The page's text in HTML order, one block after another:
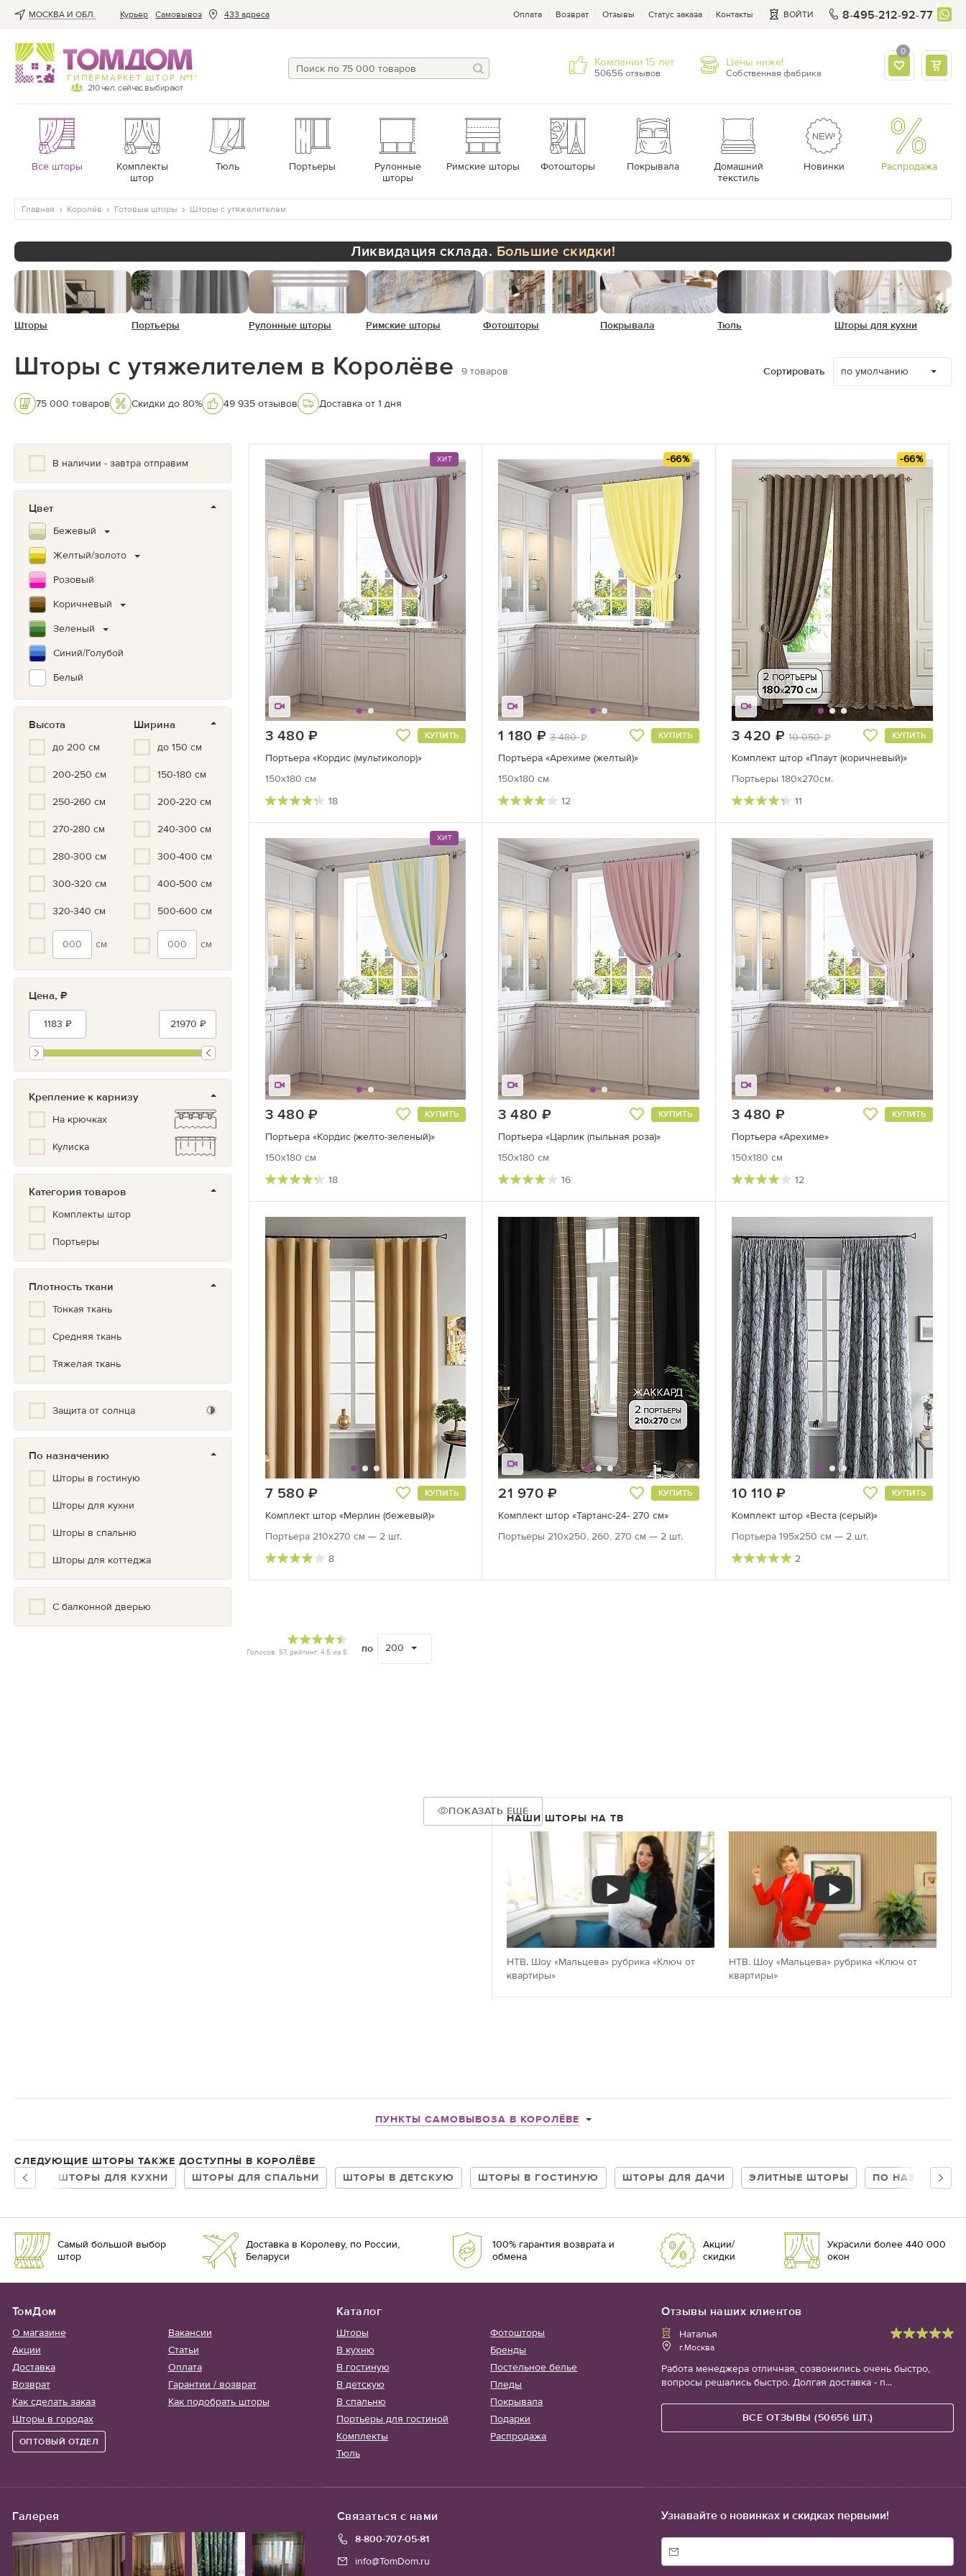
МОСКВА И ОБЛ. Курьер Cамовывоз 433 адреса Оплата Возврат Отзывы Статус заказа Контакты ВОЙТИ 8-495-212-92-77
ГИПЕРМАРКЕТ ШТОР №1*
210чел. сейчас выбирают
Компании 15 лет
50656 отзывов
Цены ниже!
Собственная фабрика
0
Все шторы
Комплекты
штор
Тюль Портьеры
Рулонные
шторы
Римские шторы Фотошторы Покрывала
Домашний
текстиль
Новинки Распродажа
Главная Королёв Готовые шторы Шторы с утяжелителем
Ликвидация склада. Большие скидки!
Шторы Портьеры Рулонные шторы Римские шторы Фотошторы Покрывала Тюль Шторы для кухни
Шторы с утяжелителем в Королёве 9 товаров Сортировать по умолчанию
75 000 товаров Скидки до 80% 49 935 отзывов Доставка от 1 дня
В наличии - завтра отправим
Цвет
Бежевый
Желтый/золото
Розовый
Коричневый
Зеленый
Синий/Голубой
Белый
Серый/черный
Серый
Серебристый
Высота Ширина
до 200 см
200-250 см
250-260 см
270-280 см
280-300 см
300-320 см
320-340 см
см
до 150 см
150-180 см
200-220 см
240-300 см
300-400 см
400-500 см
500-600 см
см
Цена, ₽
Крепление к карнизу
На крючках
Кулиска
Категория товаров
Комплекты штор
Портьеры
Плотность ткани
Тонкая ткань
Средняя ткань
Тяжелая ткань
Защита от солнца
По назначению
Шторы в гостиную
Шторы для кухни
Шторы в спальню
Шторы для коттеджа
С балконной дверью
ХИТ
3 480 КУПИТЬ
Портьера «Кордис (мультиколор)»
150x180 см
18
-66%
1 180 руб.
3 480 КУПИТЬ
Портьера «Арехиме (желтый)»
150x180 см
12
-66%
3 420 руб.
10 050 КУПИТЬ
Комплект штор «Плаут (коричневый)»
Портьеры 180х270см.
11
ХИТ
3 480 КУПИТЬ
Портьера «Кордис (желто-зеленый)»
150x180 см
18
3 480 КУПИТЬ
Портьера «Царлик (пыльная роза)»
150x180 см
16
3 480 КУПИТЬ
Портьера «Арехиме»
150x180 см
12
7 580 КУПИТЬ
Комплект штор «Мерлин (бежевый)»
Портьера 210х270 см — 2 шт.
8
21 970 КУПИТЬ
Комплект штор «Тартанс-24- 270 см»
Портьеры 210х250, 260, 270 см — 2 шт.
10 110 КУПИТЬ
Комплект штор «Веста (серый)»
Портьера 195х250 см — 2 шт.
2
Голосов: 57, рейтинг: 4.5 из 5 по 200
НАШИ ШТОРЫ НА ТВ
НТВ. Шоу «Мальцева» рубрика «Ключ от
квартиры»
НТВ. Шоу «Мальцева» рубрика «Ключ от
квартиры»
ПОКАЗАТЬ ЕЩЕ
ПУНКТЫ САМОВЫВОЗА В КОРОЛЁВЕ
СЛЕДУЮЩИЕ ШТОРЫ ТАКЖЕ ДОСТУПНЫ В КОРОЛЁВЕ
ШТОРЫ ДЛЯ КУХНИ
ШТОРЫ ДЛЯ СПАЛЬНИ ШТОРЫ В ДЕТСКУЮ ШТОРЫ В ГОСТИНУЮ ШТОРЫ ДЛЯ ДАЧИ ЭЛИТНЫЕ ШТОРЫ ПО
Самый большой выбор
штор
Доставка в Королеву, по России,
Беларуси
100% гарантия возврата и
обмена
Акции/
скидки
Украсили более 440 000
окон
ТомДом
О магазине
Вакансии
Акции
Статьи
Доставка
Оплата
Возврат
Гарантии / возврат
Как сделать заказ
Как подобрать шторы
Шторы в городах
ОПТОВЫЙ ОТДЕЛ
Каталог
Шторы
В кухню
В гостиную
В детскую
В спальню
Портьеры для гостиной
Комплекты
Тюль
Фотошторы
Бренды
Постельное белье
Пледы
Покрывала
Подарки
Распродажа
Отзывы наших клиентов
Наталья
г.Москва
Работа менеджера отличная, созвонились очень быстро,
вопросы решались быстро. Долгая доставка - п...
ВСЕ ОТЗЫВЫ (50656 ШТ.)
Галерея Связаться с нами
8-800-707-05-81
info@TomDom.ru
Узнавайте о новинках и скидках первыми!